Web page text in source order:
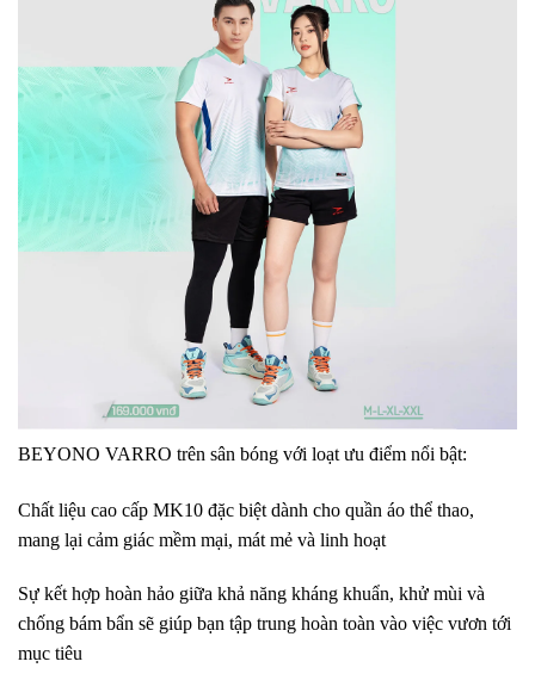
BEYONO VARRO trên sân bóng với loạt ưu điểm nổi bật:
Chất liệu cao cấp MK10 đặc biệt dành cho quần áo thể thao,
mang lại cảm giác mềm mại, mát mẻ và linh hoạt
Sự kết hợp hoàn hảo giữa khả năng kháng khuẩn, khử mùi và
chống bám bẩn sẽ giúp bạn tập trung hoàn toàn vào việc vươn tới
mục tiêu